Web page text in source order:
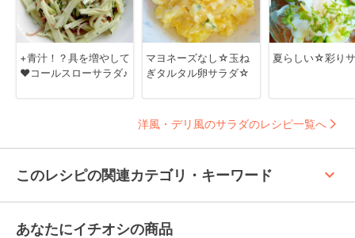
+青汁！？具を増やして
❤コールスローサラダ♪
マヨネーズなし☆玉ね
ぎタルタル卵サラダ☆
夏らしい☆彩り
洋風・デリ風のサラダのレシピ一覧へ
このレシピの関連カテゴリ・キーワード keyboard_arrow_up
あなたにイチオシの商品